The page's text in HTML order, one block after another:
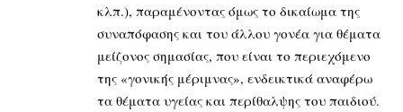
κλπ.), παραμένοντας όμως το δικαίωμα της
συναπόφασης και του άλλου γονέα για θέματα
μείζονος σημασίας, που είναι το περιεχόμενο
της «γονικής μέριμνας», ενδεικτικά αναφέρω
τα θέματα υγείας και περίθαλψης του παιδιού.